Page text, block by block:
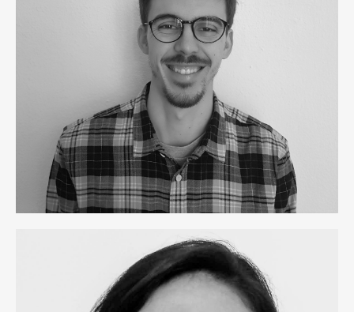
Xavier Ros Roca